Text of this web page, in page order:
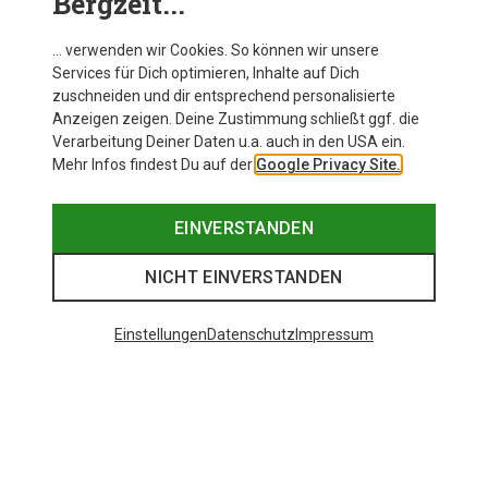
… verwenden wir Cookies. So können wir unsere
Services für Dich optimieren, Inhalte auf Dich
zuschneiden und dir entsprechend personalisierte
Anzeigen zeigen. Deine Zustimmung schließt ggf. die
Verarbeitung Deiner Daten u.a. auch in den USA ein.
Mehr Infos findest Du auf der Google Privacy Site.
EINVERSTANDEN
NICHT EINVERSTANDEN
EinstellungenDatenschutz Impressum